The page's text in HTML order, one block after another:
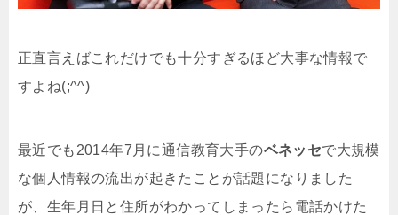
正直言えばこれだけでも十分すぎるほど大事な情報で
すよね(;^^)
最近でも2014年7月に通信教育大手のベネッセで大規模
な個人情報の流出が起きたことが話題になりました
が、生年月日と住所がわかってしまったら電話かけた